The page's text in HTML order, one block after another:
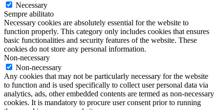
Necessary
Sempre abilitato
Necessary cookies are absolutely essential for the website to
function properly. This category only includes cookies that ensures
basic functionalities and security features of the website. These
cookies do not store any personal information.
Non-necessary
Non-necessary
Any cookies that may not be particularly necessary for the website
to function and is used specifically to collect user personal data via
analytics, ads, other embedded contents are termed as non-necessary
cookies. It is mandatory to procure user consent prior to running